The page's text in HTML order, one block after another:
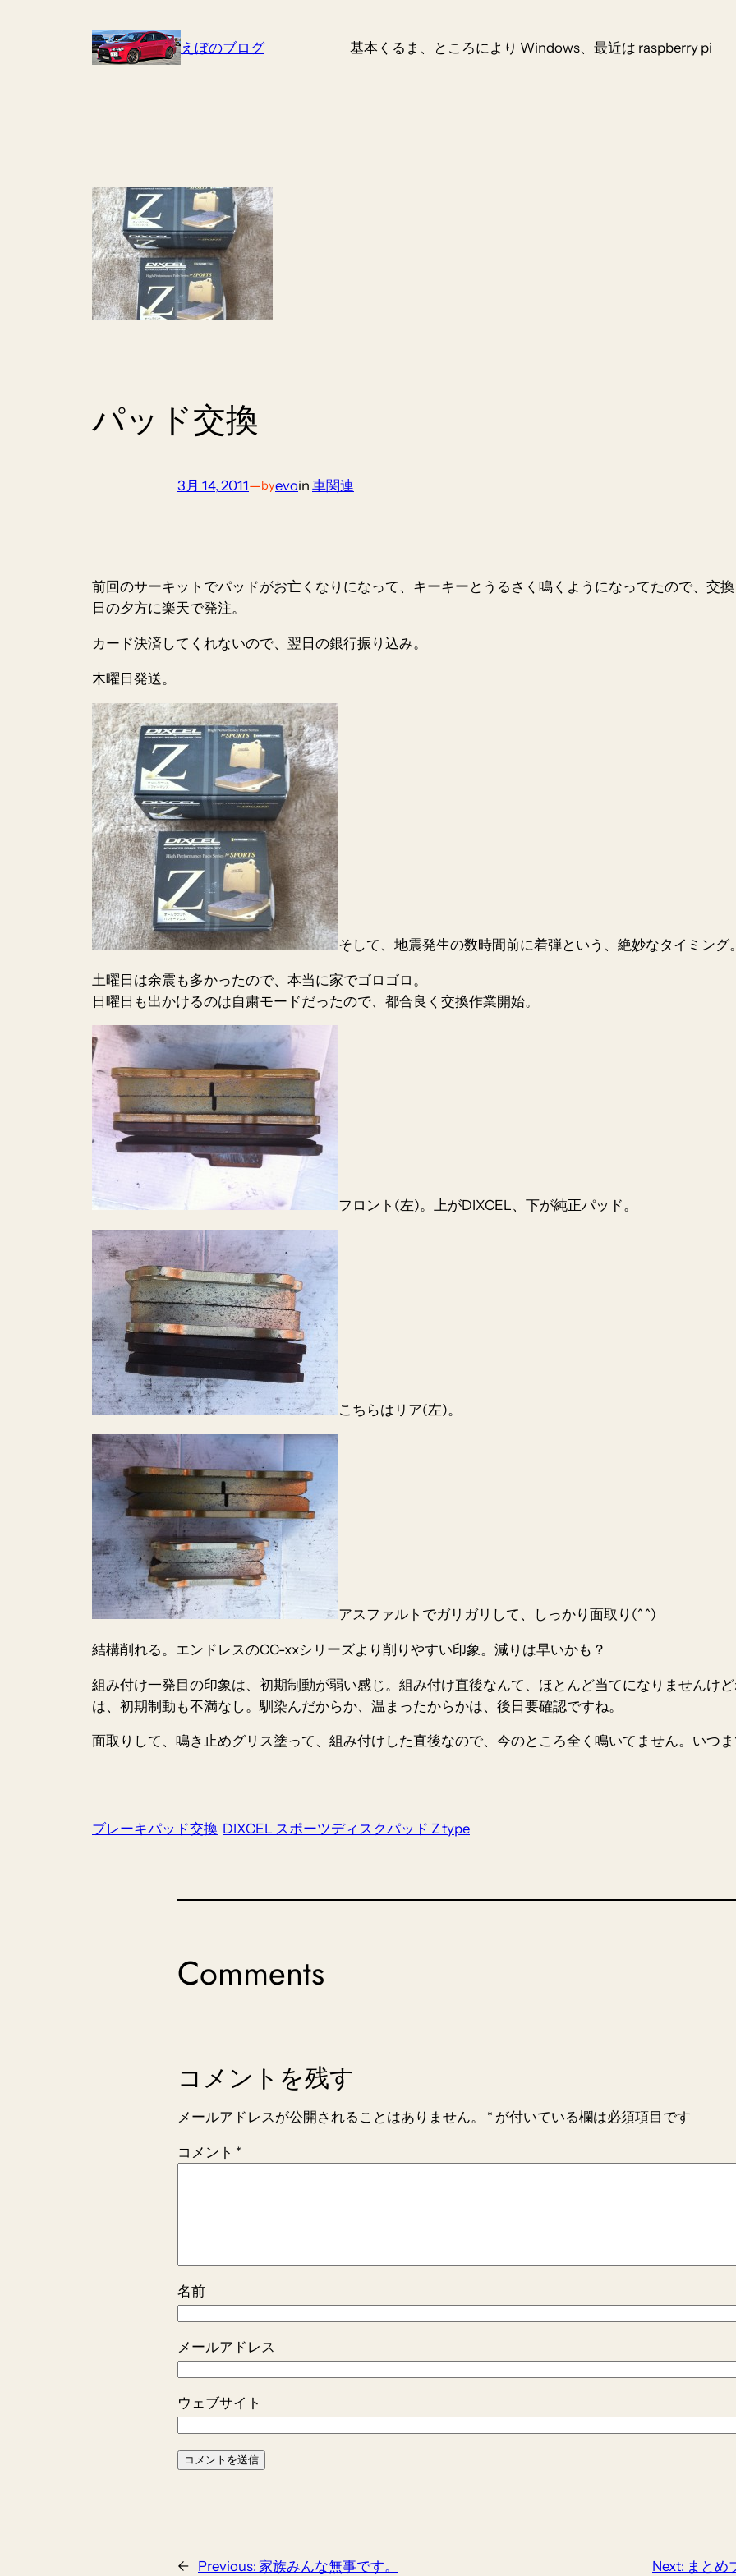
えぼのブログ 基本くるま、ところにより Windows、最近は raspberry pi
パッド交換
3月 14, 2011—byevoin 車関連
前回のサーキットでパッドがお亡くなりになって、キーキーとうるさく鳴くようになってたので、交
日の夕方に楽天で発注。
カード決済してくれないので、翌日の銀行振り込み。
木曜日発送。
そして、地震発生の数時間前に着弾という、絶妙なタイミング
土曜日は余震も多かったので、本当に家でゴロゴロ。
日曜日も出かけるのは自粛モードだったので、都合良く交換作業開始。
フロント(左)。上がDIXCEL、下が純正パッド。
こちらはリア(左)。
アスファルトでガリガリして、しっかり面取り(^^)
結構削れる。エンドレスのCC-xxシリーズより削りやすい印象。減りは早いかも？
組み付け一発目の印象は、初期制動が弱い感じ。組み付け直後なんて、ほとんど当てになりませんけ
は、初期制動も不満なし。馴染んだからか、温まったからかは、後日要確認ですね。
面取りして、鳴き止めグリス塗って、組み付けした直後なので、今のところ全く鳴いてません。いつ
ブレーキパッド交換 DIXCEL スポーツディスクパッド Z type
Comments
コメントを残す
メールアドレスが公開されることはありません。 * が付いている欄は必須項目です
コメント *
名前
メールアドレス
ウェブサイト
← Previous: 家族みんな無事です。 Next: まとめ